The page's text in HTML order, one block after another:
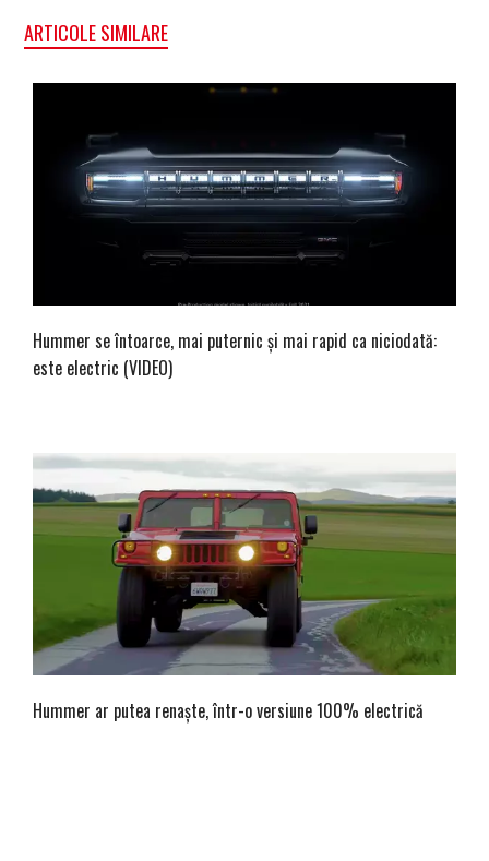
ARTICOLE SIMILARE
Hummer se întoarce, mai puternic și mai rapid ca niciodată:
este electric (VIDEO)
Hummer ar putea renaște, într-o versiune 100% electrică